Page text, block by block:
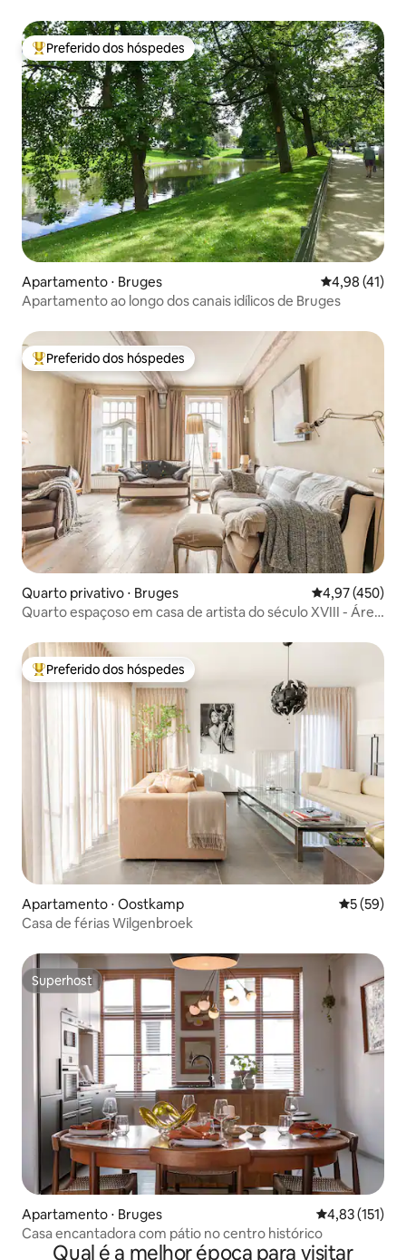
Entre os melhores preferidos dos hóspedes
Preferido dos hóspedes
Apartamento ⋅ Bruges 4,98 de uma
4,98 (41)
Apartamento ao longo dos canais idílicos de Bruges
Entre os melhores preferidos dos hóspedes
Preferido dos hóspedes
Quarto privativo ⋅ Bruges 4,97 de uma
4,97 (450)
Quarto espaçoso em casa de artista do século XVIII - Área
Entre os melhores preferidos dos hóspedes
Preferido dos hóspedes
Apartamento ⋅ Oostkamp 5 de uma
5 (59)
Casa de férias Wilgenbroek
Superhost
Superhost
Apartamento ⋅ Bruges 4,83 de uma
4,83 (151)
Casa encantadora com pátio no centro histórico
Qual é a melhor época para visitar